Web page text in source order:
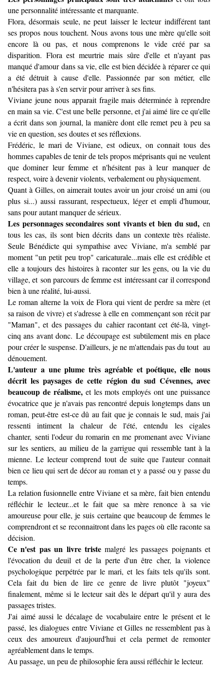
une personnalité intéressante et marquante.
Flora, désormais seule, ne peut laisser le lecteur indifférent tant
ses propos nous touchent. Nous avons tous une mère qu'elle soit
encore là ou pas, et nous comprenons le vide créé par sa
disparition. Flora est meurtrie mais sûre d'elle et n'ayant pas
manqué d'amour dans sa vie, elle est bien décidée à réparer ce qui
a été détruit à cause d'elle. Passionnée par son métier, elle
n'hésitera pas à s'en servir pour arriver à ses fins.
Viviane jeune nous apparait fragile mais déterminée à reprendre
en main sa vie. C'est une belle personne, et j'ai aimé lire ce qu'elle
a écrit dans son journal, la manière dont elle remet peu à peu sa
vie en question, ses doutes et ses réflexions.
Frédéric, le mari de Viviane, est odieux, on connait tous des
hommes capables de tenir de tels propos méprisants qui ne veulent
que dominer leur femme et n'hésitent pas à leur manquer de
respect, voire à devenir violents, verbalement ou physiquement.
Quant à Gilles, on aimerait toutes avoir un jour croisé un ami (ou
plus si...) aussi rassurant, respectueux, léger et empli d'humour,
sans pour autant manquer de sérieux.
Les personnages secondaires sont vivants et bien du sud, en
tous les cas, ils sont bien décrits dans un contexte très réaliste.
Seule Bénédicte qui sympathise avec Viviane, m'a semblé par
moment "un petit peu trop" caricaturale...mais elle est crédible et
elle a toujours des histoires à raconter sur les gens, ou la vie du
village, et son parcours de femme est intéressant car il correspond
bien à une réalité, lui-aussi.
Le roman alterne la voix de Flora qui vient de perdre sa mère (et
sa raison de vivre) et s'adresse à elle en commençant son récit par
"Maman", et des passages du cahier racontant cet été-là, vingt-
cinq ans avant donc. Le découpage est subtilement mis en place
pour créer le suspense. D'ailleurs, je ne m'attendais pas du tout au
dénouement.
L'auteur a une plume très agréable et poétique, elle nous
décrit les paysages de cette région du sud Cévennes, avec
beaucoup de réalisme,et les mots employés ont une puissance
évocatrice que je n'avais pas rencontré depuis longtemps dans un
roman, peut-être est-ce dû au fait que je connais le sud, mais j'ai
ressenti intiment la chaleur de l'été, entendu les cigales
chanter, senti l'odeur du romarin en me promenant avec Viviane
sur les sentiers, au milieu de la garrigue qui ressemble tant à la
mienne. Le lecteur comprend tout de suite que l'auteur connait
bien ce lieu qui sert de décor au roman et y a passé ou y passe du
temps.
La relation fusionnelle entre Viviane et sa mère, fait bien entendu
réfléchir le lecteur...et le fait que sa mère renonce à sa vie
amoureuse pour elle, je suis certaine que beaucoup de femmes le
comprendront et se reconnaitront dans les pages où elle raconte sa
décision.
Ce n'est pas un livre triste malgré les passages poignants et
l'évocation du deuil et de la perte d'un être cher, la violence
psychologique perpétrée par le mari, et les faits tels qu'ils sont.
Cela fait du bien de lire ce genre de livre plutôt "joyeux"
finalement, même si le lecteur sait dès le départ qu'il y aura des
passages tristes.
J'ai aimé aussi le décalage de vocabulaire entre le présent et le
passé, les dialogues entre Viviane et Gilles ne ressemblent pas à
ceux des amoureux d'aujourd'hui et cela permet de remonter
agréablement dans le temps.
Au passage, un peu de philosophie fera aussi réfléchir le lecteur.